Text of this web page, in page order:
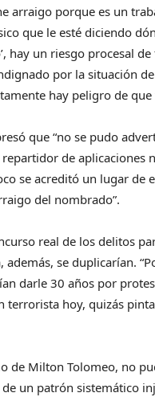
arraigo porque es un
que le esté diciendo
un riesgo procesal de
por la situación
hay peligro de que
que “no se pudo
de aplicaciones
se acreditó un lugar de
del nombrado”.
real de los delitos
se duplicarían.
darle 30 años por
terrorista hoy, quizás
de Milton Tolomeo, no
un patrón sistemático